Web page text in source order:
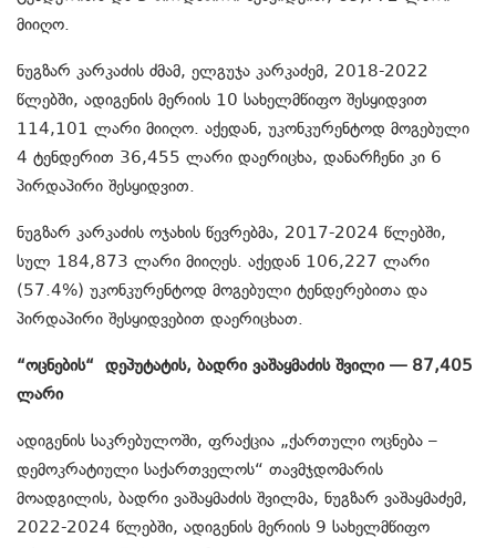
მიიღო.
ნუგზარ კარკაძის ძმამ, ელგუჯა კარკაძემ, 2018-2022
წლებში, ადიგენის მერიის 10 სახელმწიფო შესყიდვით
114,101 ლარი მიიღო. აქედან, უკონკურენტოდ მოგებული
4 ტენდერით 36,455 ლარი დაერიცხა, დანარჩენი კი 6
პირდაპირი შესყიდვით.
ნუგზარ კარკაძის ოჯახის წევრებმა, 2017-2024 წლებში,
სულ 184,873 ლარი მიიღეს. აქედან 106,227 ლარი
(57.4%) უკონკურენტოდ მოგებული ტენდერებითა და
პირდაპირი შესყიდვებით დაერიცხათ.
“ოცნების“ დეპუტატის, ბადრი ვაშაყმაძის შვილი — 87,405
ლარი
ადიგენის საკრებულოში, ფრაქცია „ქართული ოცნება –
დემოკრატიული საქართველოს“ თავმჯდომარის
მოადგილის, ბადრი ვაშაყმაძის შვილმა, ნუგზარ ვაშაყმაძემ,
2022-2024 წლებში, ადიგენის მერიის 9 სახელმწიფო